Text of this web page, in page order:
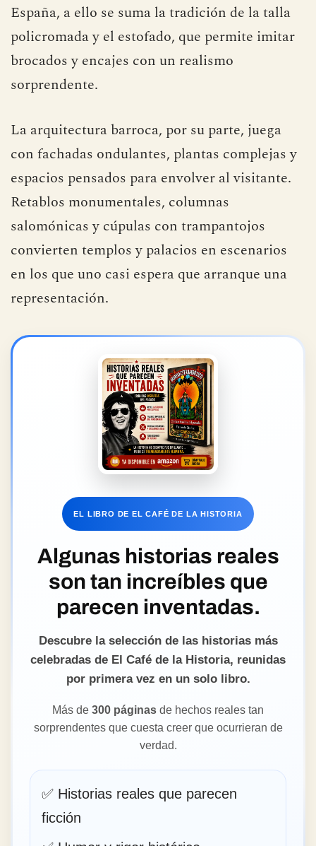
España, a ello se suma la tradición de la talla
policromada y el estofado, que permite imitar
brocados y encajes con un realismo
sorprendente.
La arquitectura barroca, por su parte, juega
con fachadas ondulantes, plantas complejas y
espacios pensados para envolver al visitante.
Retablos monumentales, columnas
salomónicas y cúpulas con trampantojos
convierten templos y palacios en escenarios
en los que uno casi espera que arranque una
representación.
EL LIBRO DE EL CAFÉ DE LA HISTORIA
Algunas historias reales
son tan increíbles que
parecen inventadas.
Descubre la selección de las historias más
celebradas de El Café de la Historia, reunidas
por primera vez en un solo libro.
Más de 300 páginas de hechos reales tan
sorprendentes que cuesta creer que ocurrieran de
verdad.
✅ Historias reales que parecen
ficción